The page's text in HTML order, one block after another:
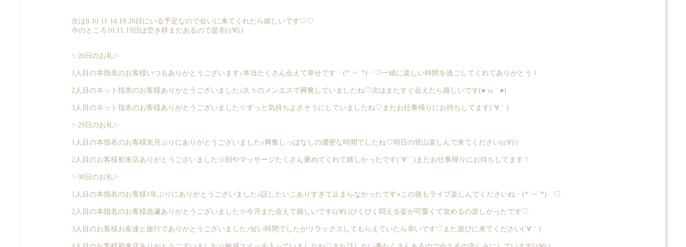
次は8.10.11.14.19.20日にいる予定なので会いに来てくれたら嬉しいです♡♡
今のところ10.11.19日は空き枠まだあるので是非(≧∀≦)
✨26日のお礼✨
1人目の本指名のお客様いつもありがとうございます♪本当たくさん会えて幸せです╰(*´︶`*)╯♡一緒に楽しい時間を過ごしてくれてありがとう！
2人目のネット指名のお客様ありがとうございました♪久々のメンエスで興奮していましたね♡次はまたすぐ会えたら嬉しいです(●´ω｀●)
3人目のネット指名のお客様ありがとうございました☆ずっと気持ちよさそうにしていましたね♡またお仕事帰りにお待ちしてます(´∀｀)
✨29日のお礼✨
1人目の本指名のお客様先月ぶりにありがとうございました♪興奮しっぱなしの濃密な時間でしたね♡明日の登山楽しんで来てください(≧∀≦)
2人目のお客様初来店ありがとうございました☆顔やマッサージたくさん褒めてくれて嬉しかったです(´∀｀)またお仕事帰りにお待ちしてます！
✨30日のお礼✨
1人目の本指名のお客様1年ぶりにありがとうございました♪話したいこありすぎて止まらなかったです⭐︎この後もライブ楽しんでくださいね╰(*´︶`*)╯♡
2人目の本指名のお客様急遽ありがとうございました☆今月また会えて嬉しいです(≧∀≦)ぴくぴく悶える姿が可愛くて攻めるの楽しかったです♡
3人目のお客様お友達と旅行でありがとうございました♪短い時間でしたがリラックスしてもらえていたら幸いです♡また遊びに来てください(´∀｀)